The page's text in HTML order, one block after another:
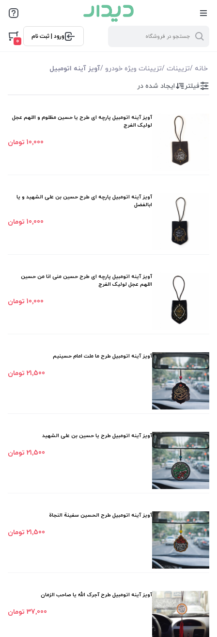
ورود | ثبت نام
0
خانه /تزیینات /تزیینات ویژه خودرو /آویز آینه اتومبیل
فیلتر بر اساس قیمت
فیلترها
موجودی
نمایش همه محصولات
فیلتر ایجاد شده در
آویز آینه اتومبیل پارچه ای طرح یا حسین مظلوم و اللهم عجل
لولیک الفرج
10٬000 تومان
آویز آینه اتومبیل پارچه ای طرح حسین بن علی الشهید و یا
ابالفضل
10٬000 تومان
آویز آینه اتومبیل پارچه ای طرح حسین منی انا من حسین
اللهم عجل لولیک الفرج
10٬000 تومان
آویز آینه اتومبیل طرح ما ملت امام حسینیم
21٬500 تومان
آویز آینه اتومبیل طرح یا حسین بن علی الشهید
21٬500 تومان
آویز آینه اتومبیل طرح الحسین سفینة النجاة
21٬500 تومان
آویز آینه اتومبیل طرح آجرک الله یا صاحب الزمان
37٬000 تومان